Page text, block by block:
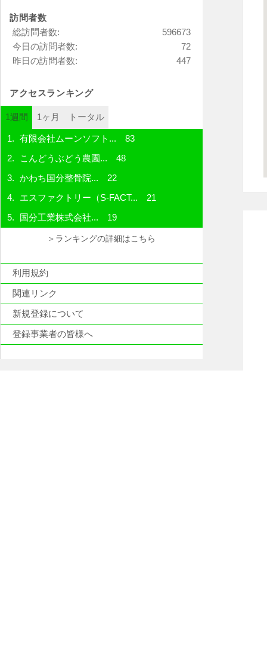
訪問者数
596673
総訪問者数:
72
今日の訪問者数:
447
昨日の訪問者数:
アクセスランキング
1週間 1ヶ月 トータル
有限会社ムーンソフト... 83
こんどうぶどう農園... 48
かわち国分整骨院... 22
エスファクトリー（S-FACT... 21
国分工業株式会社... 19
＞ランキングの詳細はこちら
利用規約
関連リンク
新規登録について
登録事業者の皆様へ